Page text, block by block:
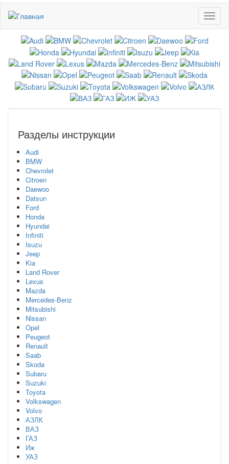
основному
содержанию
Разделы инструкции
Audi
BMW
Chevrolet
Citroen
Daewoo
Datsun
Ford
Honda
Hyundai
Infiniti
Isuzu
Jeep
Kia
Land Rover
Lexus
Mazda
Mercedes-Benz
Mitsubishi
Nissan
Opel
Peugeot
Renault
Saab
Skoda
Subaru
Suzuki
Toyota
Volkswagen
Volvo
АЗЛК
ВАЗ
ГАЗ
Иж
УАЗ